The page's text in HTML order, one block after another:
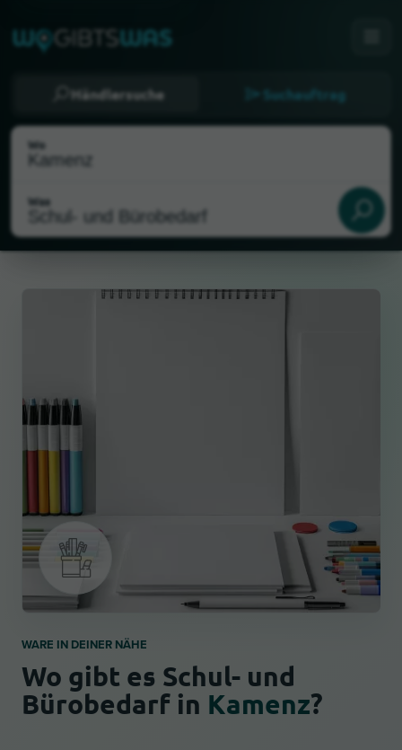
Händlersuche Suchauftrag
Wo
Was
WARE IN DEINER NÄHE
Wo gibt es Schul- und
Bürobedarf in Kamenz?